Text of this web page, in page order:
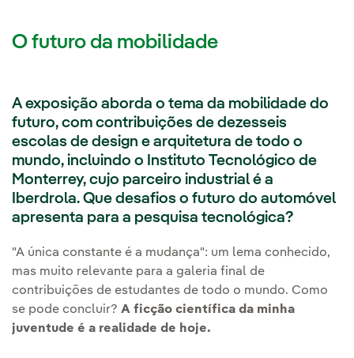
O futuro da mobilidade
A exposição aborda o tema da mobilidade do
futuro, com contribuições de dezesseis
escolas de design e arquitetura de todo o
mundo, incluindo o Instituto Tecnológico de
Monterrey, cujo parceiro industrial é a
Iberdrola. Que desafios o futuro do automóvel
apresenta para a pesquisa tecnológica?
"A única constante é a mudança": um lema conhecido,
mas muito relevante para a galeria final de
contribuições de estudantes de todo o mundo. Como
se pode concluir? A ficção científica da minha
juventude é a realidade de hoje.